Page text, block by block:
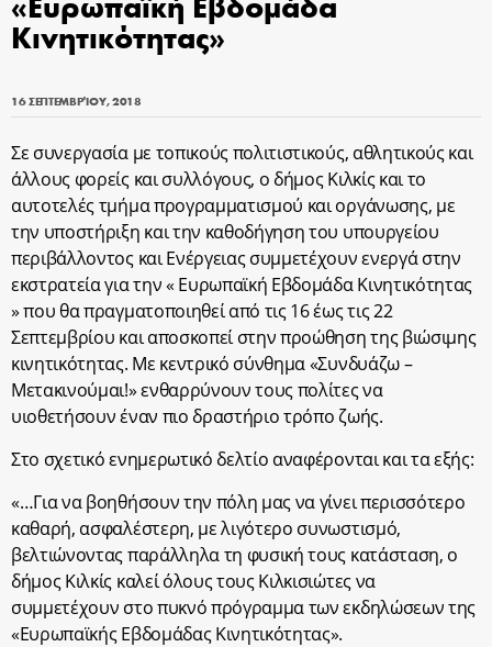
Κινητικότητας»
16 ΣΕΠΤΕΜΒΡΊΟΥ, 2018
Σε συνεργασία με τοπικούς πολιτιστικούς, αθλητικούς και
άλλους φορείς και συλλόγους, ο δήμος Κιλκίς και το
αυτοτελές τμήμα προγραμματισμού και οργάνωσης, με
την υποστήριξη και την καθοδήγηση του υπουργείου
περιβάλλοντος και Ενέργειας συμμετέχουν ενεργά στην
εκστρατεία για την « Ευρωπαϊκή Εβδομάδα Κινητικότητας
» που θα πραγματοποιηθεί από τις 16 έως τις 22
Σεπτεμβρίου και αποσκοπεί στην προώθηση της βιώσιμης
κινητικότητας. Με κεντρικό σύνθημα «Συνδυάζω –
Μετακινούμαι!» ενθαρρύνουν τους πολίτες να
υιοθετήσουν έναν πιο δραστήριο τρόπο ζωής.
Στο σχετικό ενημερωτικό δελτίο αναφέρονται και τα εξής:
«…Για να βοηθήσουν την πόλη μας να γίνει περισσότερο
καθαρή, ασφαλέστερη, με λιγότερο συνωστισμό,
βελτιώνοντας παράλληλα τη φυσική τους κατάσταση, ο
δήμος Κιλκίς καλεί όλους τους Κιλκισιώτες να
συμμετέχουν στο πυκνό πρόγραμμα των εκδηλώσεων της
«Ευρωπαϊκής Εβδομάδας Κινητικότητας».